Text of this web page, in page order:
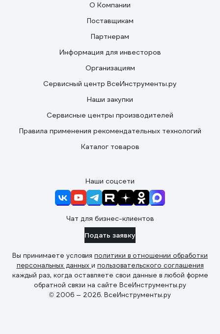
О Компании
Поставщикам
Партнерам
Информация для инвесторов
Организациям
Сервисный центр ВсеИнструменты.ру
Наши закупки
Сервисные центры производителей
Правила применения рекомендательных технологий
Каталог товаров
Наши соцсети
Чат для бизнес-клиентов
Подать заявку
Вы принимаете условия политики в отношении обработки
персональных данных и пользовательского соглашения
каждый раз, когда оставляете свои данные в любой форме
обратной связи на сайте ВсеИнструменты.ру
© 2006 — 2026. ВсеИнструменты.ру